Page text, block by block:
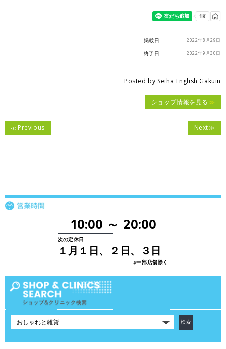
掲載日 2022年8月29日
終了日 2022年9月30日
Posted by Seiha English Gakuin
ショップ情報を見る
Previous Next
10:00 ～ 20:00
次の定休日
１月１日、２日、３日
※一部店舗除く
テ